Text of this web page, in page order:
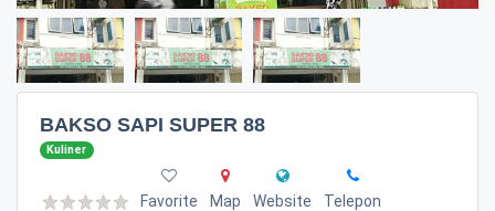
BAKSO SAPI SUPER 88
Kuliner
Favorite Map Website Telepon